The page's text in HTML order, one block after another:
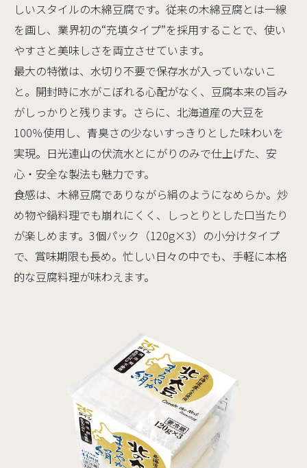
しいスタイルの木綿豆腐です。従来の木綿豆腐とは一線
を画し、業界初の“充填タイプ”を採用することで、使い
やすさと美味しさを両立させています。
最大の特徴は、水切り不要で保存水が入っていないこ
と。開封時に水がこぼれる心配がなく、豆腐本来の旨み
がしっかりと残ります。さらに、北海道産の大豆を
100％使用し、青臭さの少ないすっきりとした味わいを
実現。日光連山の伏流水とにがりのみで仕上げた、安
心・安全な製法も魅力です。
食感は、木綿豆腐でありながら絹のようになめらか。炒
め物や鍋料理でも崩れにくく、しっとりとした口当たり
が楽しめます。3個パック（120g×3）の小分けタイプ
で、賞味期限も長め。忙しい日々の中でも、手軽に本格
的な豆腐料理が味わえます。